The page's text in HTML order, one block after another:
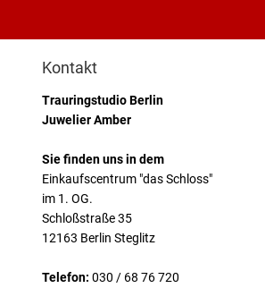
Kontakt
Trauringstudio Berlin
Juwelier Amber
Sie finden uns in dem
Einkaufscentrum "das Schloss"
im 1. OG.
Schloßstraße 35
12163 Berlin Steglitz
Telefon: 030 / 68 76 720